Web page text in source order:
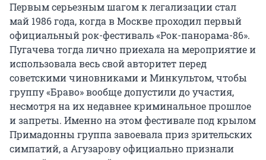
Первым серьезным шагом к легализации стал
май 1986 года, когда в Москве проходил первый
официальный рок-фестиваль «Рок-панорама-86».
Пугачева тогда лично приехала на мероприятие и
использовала весь свой авторитет перед
советскими чиновниками и Минкультом, чтобы
группу «Браво» вообще допустили до участия,
несмотря на их недавнее криминальное прошлое
и запреты. Именно на этом фестивале под крылом
Примадонны группа завоевала приз зрительских
симпатий, а Агузарову официально признали